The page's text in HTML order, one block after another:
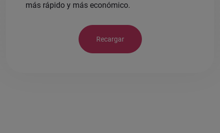
más rápido y más económico.
Recargar